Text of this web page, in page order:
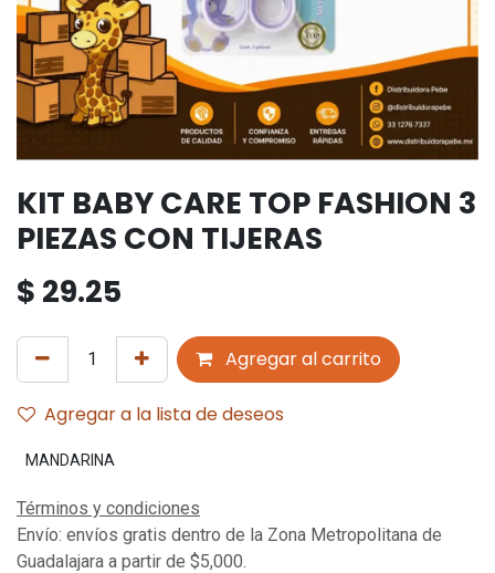
KIT BABY CARE TOP FASHION 3
PIEZAS CON TIJERAS
$ 29.25
Agregar al carrito
Agregar a la lista de deseos
MANDARINA
Términos y condiciones
Envío: envíos gratis dentro de la Zona Metropolitana de
Guadalajara a partir de $5,000.